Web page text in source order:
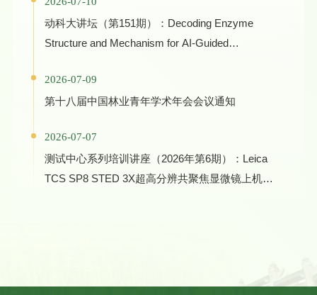
动科大讲坛（第151期）：Decoding Enzyme
Structure and Mechanism for AI-Guided
Manufacturing
2026-07-09
第十八届中国林业青年学术年会会议通知
2026-07-07
测试中心系列培训讲座（2026年第6期）：Leica
TCS SP8 STED 3X超高分辨共聚焦显微镜上机培